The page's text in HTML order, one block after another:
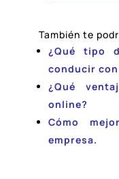
También te
¿Qué tipo
conducir
¿Qué
online?
Cómo
empresa.